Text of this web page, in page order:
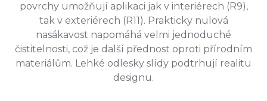
povrchy umožňují aplikaci jak v interiérech (R9),
tak v exteriérech (R11). Prakticky nulová
nasákavost napomáhá velmi jednoduché
čistitelnosti, což je další přednost oproti přírodním
materiálům. Lehké odlesky slídy podtrhují realitu
designu.